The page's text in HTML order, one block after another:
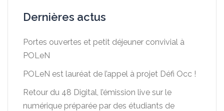
Dernières actus
Portes ouvertes et petit déjeuner convivial à
POLeN
POLeN est lauréat de l’appel à projet Défi Occ !
Retour du 48 Digital, l’émission live sur le
numérique préparée par des étudiants de